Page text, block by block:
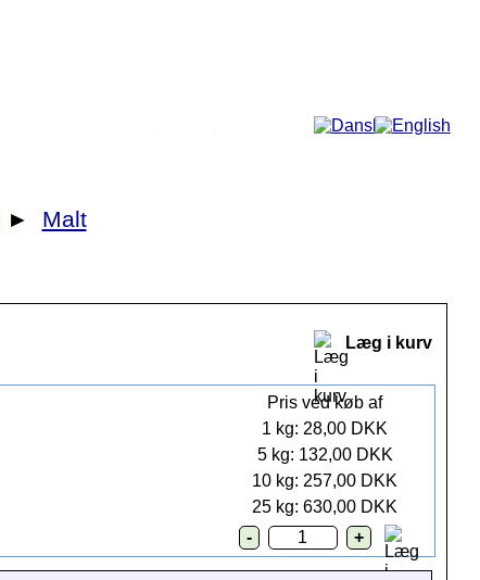
► Malt
Læg i kurv
Pris ved køb af
1 kg: 28,00 DKK
5 kg: 132,00 DKK
10 kg: 257,00 DKK
25 kg: 630,00 DKK